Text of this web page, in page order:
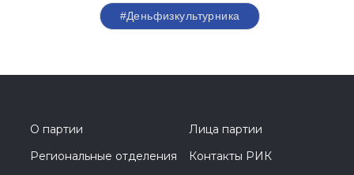
#Деньфизкультурника
О партии
Лица партии
Региональные отделения
Контакты РИК